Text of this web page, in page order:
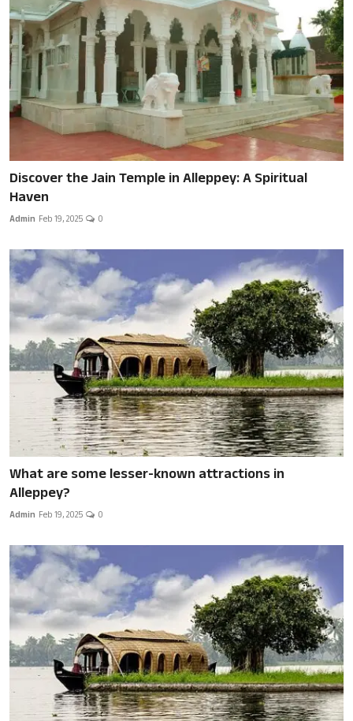
Discover the Jain Temple in Alleppey: A Spiritual
Haven
Admin Feb 19, 2025 0
What are some lesser-known attractions in
Alleppey?
Admin Feb 19, 2025 0